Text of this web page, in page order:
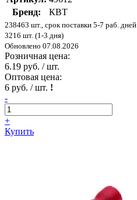
Бренд:
КВТ
238463 шт., срок поставки 5-7 раб. дней
3216 шт. (1-3 дня)
Обновлено 07.08.2026
Розничная цена:
6.19 руб. / шт.
Оптовая цена:
6 руб. / шт. !
-
+
Купить